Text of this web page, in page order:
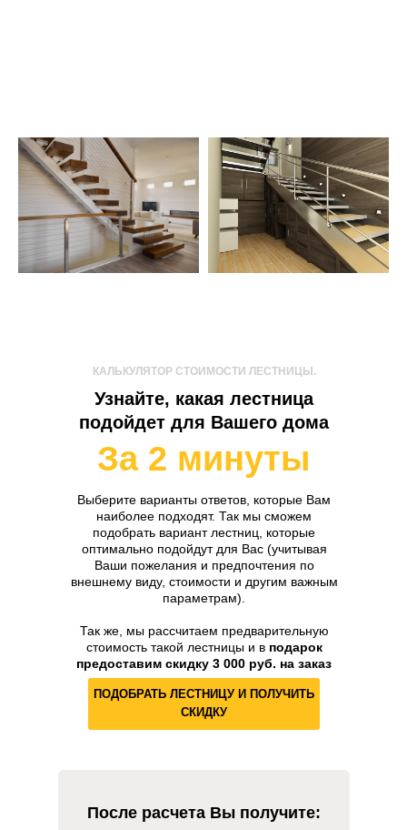
Узнайте, какая лестница
подойдет для Вашего дома
За 2 минуты
Выберите варианты ответов, которые Вам
наиболее подходят. Так мы сможем
подобрать вариант лестниц, которые
оптимально подойдут для Вас (учитывая
Ваши пожелания и предпочтения по
внешнему виду, стоимости и другим важным
параметрам).
Так же, мы рассчитаем предварительную
стоимость такой лестницы и в подарок
предоставим скидку 3 000 руб. на заказ
После расчета Вы получите:
ПОДОБРАТЬ ЛЕСТНИЦУ И ПОЛУЧИТЬ
СКИДКУ
КАЛЬКУЛЯТОР СТОИМОСТИ ЛЕСТНИЦЫ.